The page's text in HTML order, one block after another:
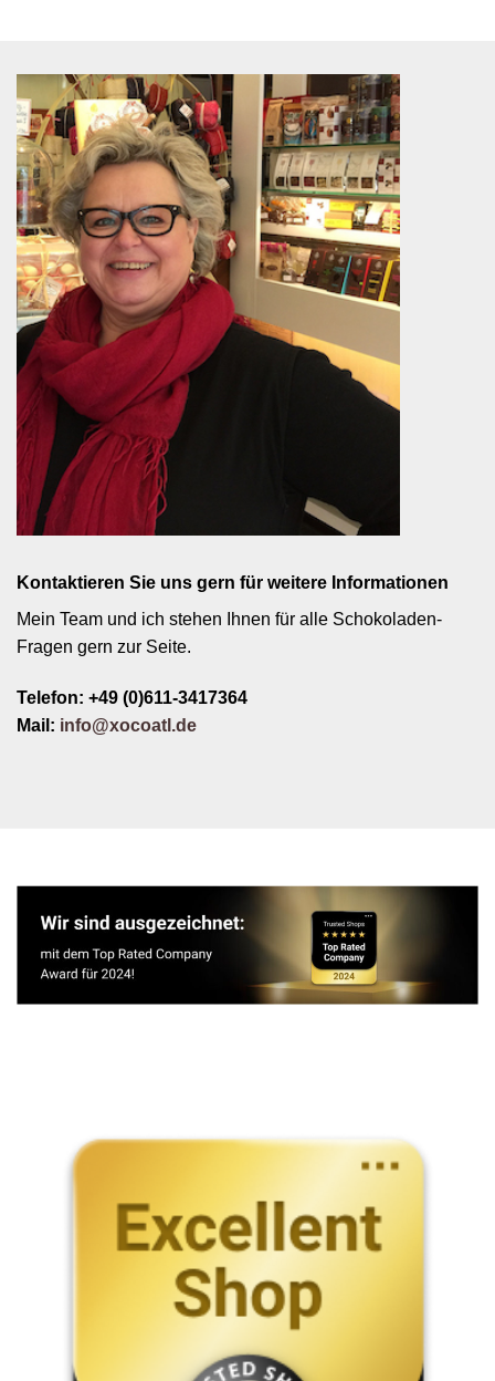
Kontaktieren Sie uns gern für weitere Informationen
Mein Team und ich stehen Ihnen für alle Schokoladen-
Fragen gern zur Seite.
Telefon: +49 (0)611-3417364
Mail: info@xocoatl.de